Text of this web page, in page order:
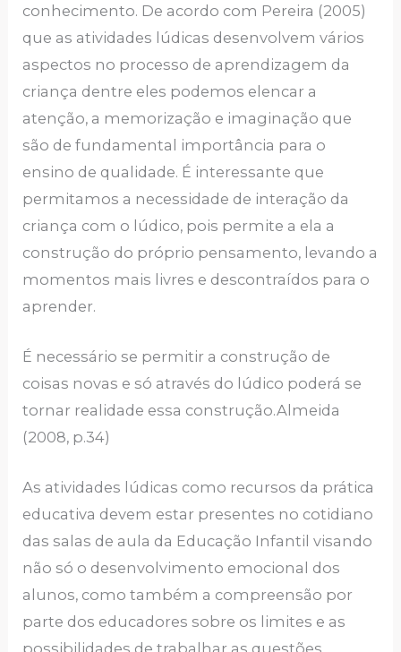
conhecimento. De acordo com Pereira (2005)
que as atividades lúdicas desenvolvem vários
aspectos no processo de aprendizagem da
criança dentre eles podemos elencar a
atenção, a memorização e imaginação que
são de fundamental importância para o
ensino de qualidade. É interessante que
permitamos a necessidade de interação da
criança com o lúdico, pois permite a ela a
construção do próprio pensamento, levando a
momentos mais livres e descontraídos para o
aprender.
É necessário se permitir a construção de
coisas novas e só através do lúdico poderá se
tornar realidade essa construção.Almeida
(2008, p.34)
As atividades lúdicas como recursos da prática
educativa devem estar presentes no cotidiano
das salas de aula da Educação Infantil visando
não só o desenvolvimento emocional dos
alunos, como também a compreensão por
parte dos educadores sobre os limites e as